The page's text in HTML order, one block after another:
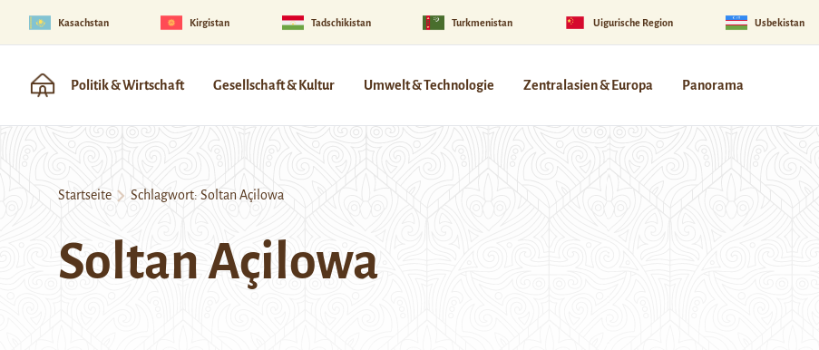
Kasachstan Kirgistan Tadschikistan Turkmenistan Uigurische Region Usbekistan
Politik & Wirtschaft Gesellschaft & Kultur Umwelt & Technologie Zentralasien & Europa Panorama
Startseite Schlagwort: Soltan Açilowa
Soltan Açilowa